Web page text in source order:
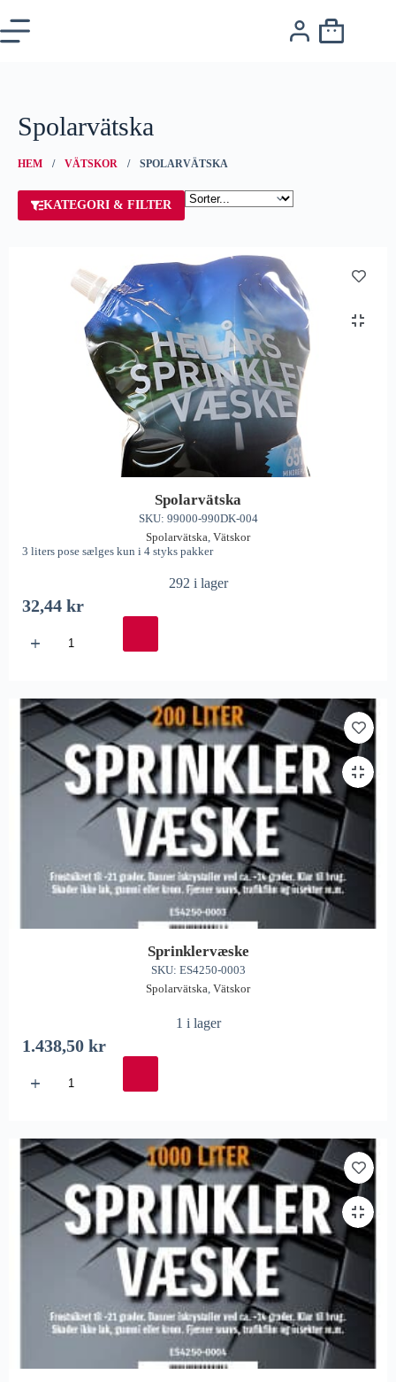
Spolarvätska
HEM / VÄTSKOR / SPOLARVÄTSKA
KATEGORI & FILTER
Spolarvätska
SKU: 99000-990DK-004
Spolarvätska, Vätskor
3 liters pose sælges kun i 4 styks pakker
292 i lager
32,44 kr
Sprinklervæske
SKU: ES4250-0003
Spolarvätska, Vätskor
1 i lager
1.438,50 kr